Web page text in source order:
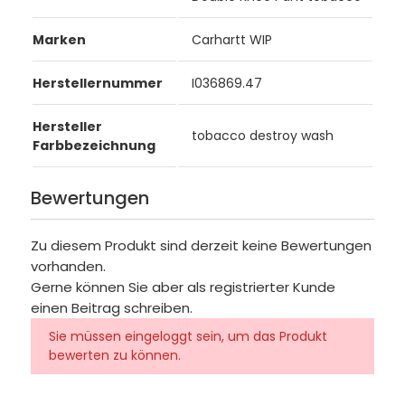
Marken Carhartt WIP
Herstellernummer I036869.47
Hersteller
Farbbezeichnung
tobacco destroy wash
Bewertungen
Zu diesem Produkt sind derzeit keine Bewertungen
vorhanden.
Gerne können Sie aber als registrierter Kunde
einen Beitrag schreiben.
Sie müssen eingeloggt sein, um das Produkt
bewerten zu können.